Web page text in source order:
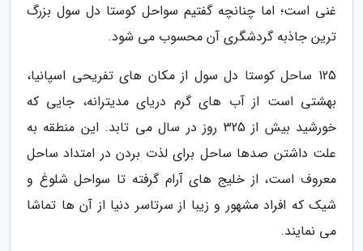
غنی است؛ اما چنانچه گفتیم سواحل کوستا دل سول بزرگ
ترین جاذبه گردشگری آن محسوب می شود.
125 ساحل کوستا دل سول از مکان های تفریحی اسپانیا،
بهشتی است از آب های گرم دریای مدیترانه، جایی که
خورشید بیش از 325 روز در سال می تابد. این منطقه به
علت داشتن صدها ساحل برای لذت بردن در امتداد ساحل
معروف است، از خلیج های آرام گرفته تا سواحل شلوغ و
شیک که افراد مشهور و زیبا از سرتاسر دنیا از آن ها تماشا
می نمایند.